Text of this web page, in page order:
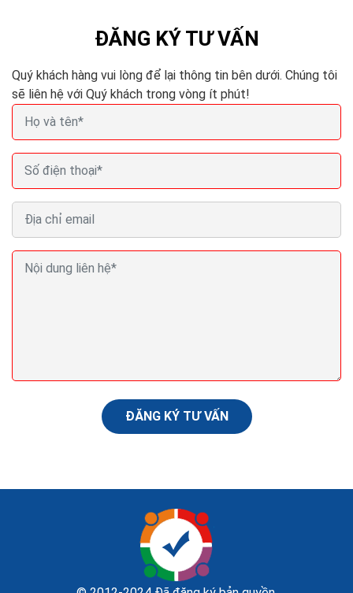
ĐĂNG KÝ TƯ VẤN
Quý khách hàng vui lòng để lại thông tin bên dưới. Chúng tôi
sẽ liên hệ với Quý khách trong vòng ít phút!
ĐĂNG KÝ TƯ VẤN